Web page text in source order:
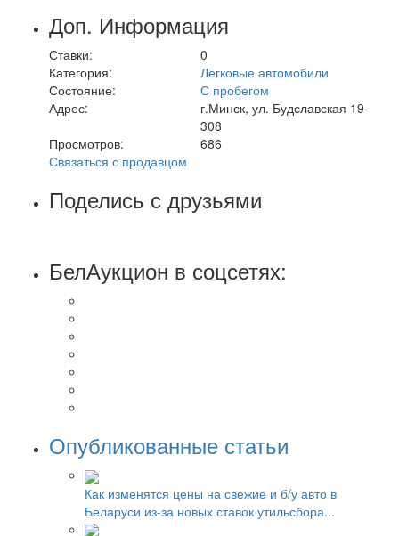
Доп. Информация
Ставки:
0
Категория:
Легковые автомобили
Состояние:
С пробегом
Адрес:
г.Минск, ул. Будславская 19-
308
Просмотров:
686
Связаться с продавцом
Поделись с друзьями
БелАукцион в соцсетях:
Опубликованные статьи
Как изменятся цены на свежие и б/у авто в
Беларуси из-за новых ставок утильсбора...